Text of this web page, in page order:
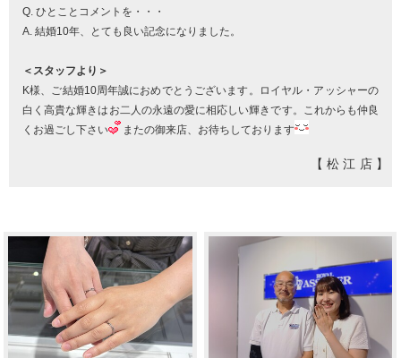
Q. ひとことコメントを・・・
A. 結婚10年、とても良い記念になりました。
＜スタッフより＞
K様、ご結婚10周年誠におめでとうございます。ロイヤル・アッシャーの
白く高貴な輝きはお二人の永遠の愛に相応しい輝きです。これからも仲良
くお過ごし下さい
またの御来店、お待ちしております
【松江店】